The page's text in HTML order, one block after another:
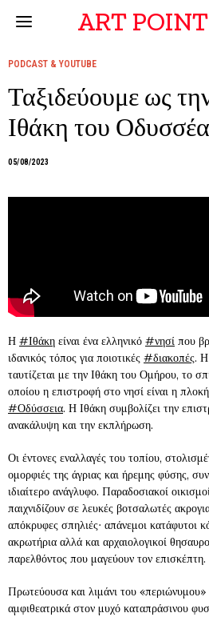
ART
PODCAST & YOUTUBE
Ταξιδεύουμε ως
Ιθάκη του
05/08/2023
Η #Ιθάκη είναι ένα ελληνικό #νησί που
ιδανικός τόπος για ποιοτικές #διακοπές. Η
ταυτίζεται με την Ιθάκη του Ομήρου, το
οποίου η επιστροφή στο νησί είναι η
#Οδύσσεια. Η Ιθάκη συμβολίζει την
ανακάλυψη και την εκπλήρωση.
Οι έντονες εναλλαγές του τοπίου,
ομορφιές της άγριας και ήρεμης φύσης,
ιδιαίτερο ανάγλυφο. Παραδοσιακοί
παιχνιδίζουν σε λευκές βοτσαλωτές
απόκρυφες σπηλιές∙ απάνεμοι κατάφυτοι
ακρωτήρια αλλά και αρχαιολογικοί
παρελθόντος που μαγεύουν τον επισκέπτη.
Πρωτεύουσα και λιμάνι του
αμφιθεατρικά στον μυχό καταπράσινου